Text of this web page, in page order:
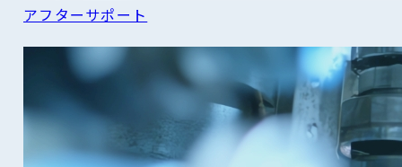
アフターサポート